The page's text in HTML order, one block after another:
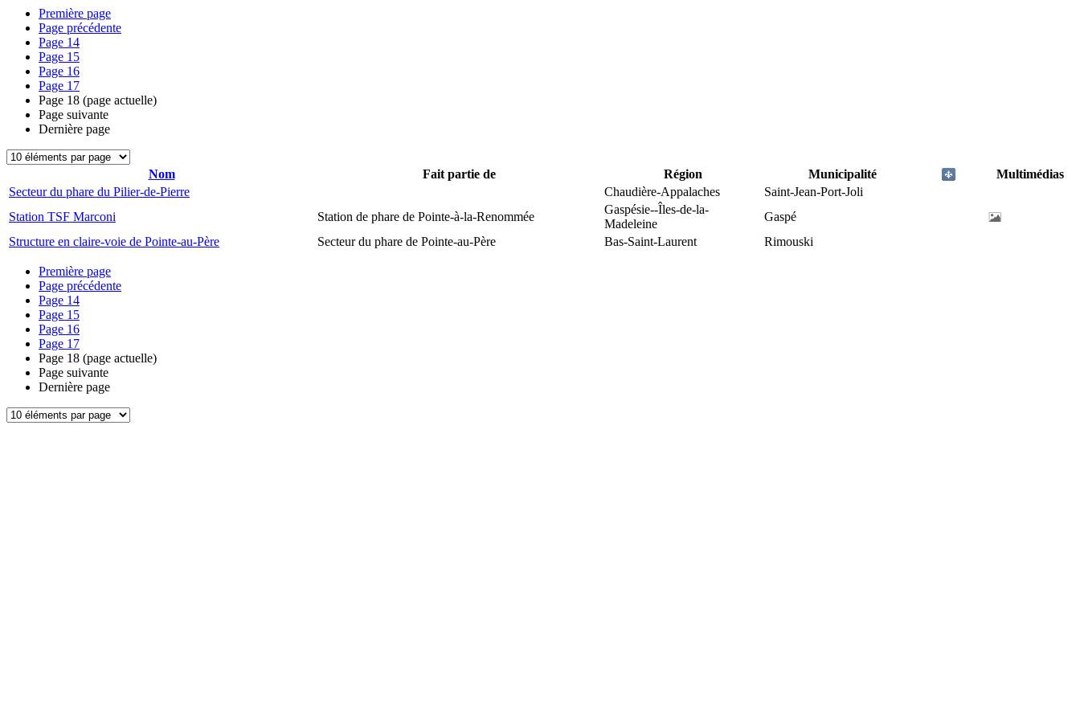
Première page
Page précédente
Page 14
Page 15
Page 16
Page 17
Page 18 (page actuelle)
Page suivante
Dernière page
Nom Fait partie de Région Municipalité
Multimédias
Secteur du phare du Pilier-de-Pierre
Chaudière-Appalaches
Saint-Jean-Port-Joli
Station TSF Marconi
Station de phare de Pointe-à-la-Renommée
Gaspésie--Îles-de-la-
Madeleine
Gaspé
Structure en claire-voie de Pointe-au-Père
Secteur du phare de Pointe-au-Père Bas-Saint-Laurent Rimouski
Première page
Page précédente
Page 14
Page 15
Page 16
Page 17
Page 18 (page actuelle)
Page suivante
Dernière page